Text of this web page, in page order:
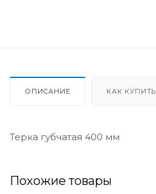
ОПИСАНИЕ КАК КУПИТЬ
Терка губчатая 400 мм
Похожие товары